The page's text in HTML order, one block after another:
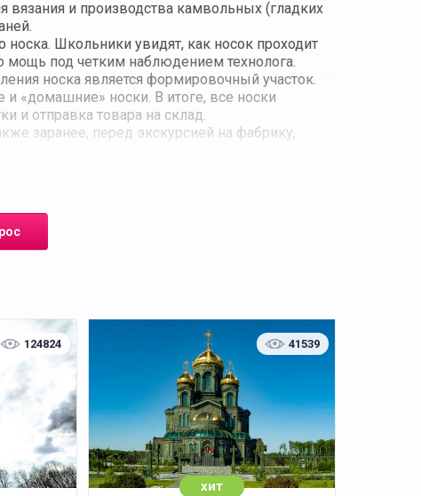
и производства камвольных (гладких
Школьники увидят, как носок проходит
под четким наблюдением технолога.
носка является формировочный участок.
«домашние» носки. В итоге, все носки
и отправка товара на склад.
заранее, перед экскурсией на фабрику,
и познакомиться с ее многолетней
классы заказываются дополнительно.
124824 41539
хит